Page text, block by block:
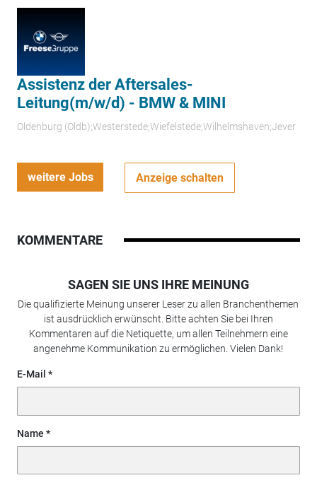
Assistenz der Aftersales-
Leitung(m/w/d) - BMW & MINI
Oldenburg (Oldb);Westerstede;Wiefelstede;Wilhelmshaven;Jever
weitere Jobs Anzeige schalten
KOMMENTARE
SAGEN SIE UNS IHRE MEINUNG
Die qualifizierte Meinung unserer Leser zu allen Branchenthemen
ist ausdrücklich erwünscht. Bitte achten Sie bei Ihren
Kommentaren auf die Netiquette, um allen Teilnehmern eine
angenehme Kommunikation zu ermöglichen. Vielen Dank!
E-Mail
Name